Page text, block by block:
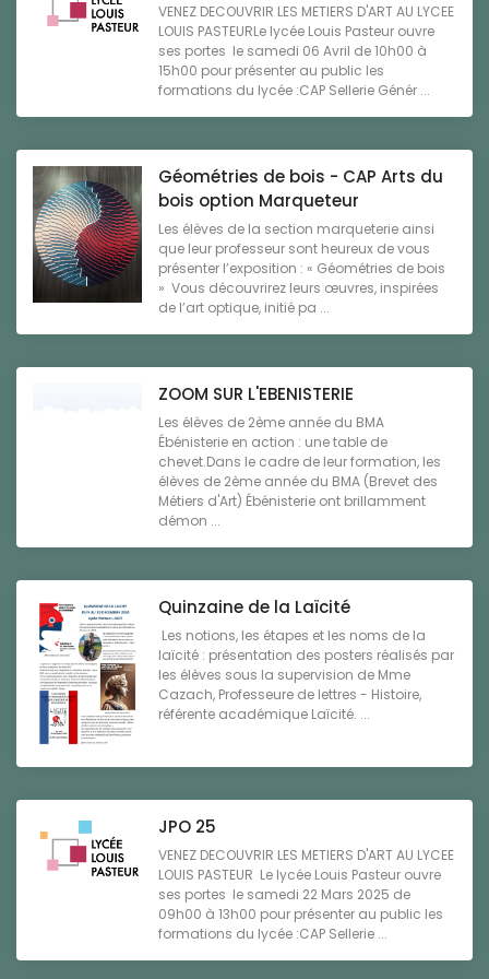
VENEZ DECOUVRIR LES METIERS D'ART AU LYCEE
LOUIS PASTEURLe lycée Louis Pasteur ouvre
ses portes le samedi 06 Avril de 10h00 à
15h00 pour présenter au public les
formations du lycée :CAP Sellerie Génér ...
Géométries de bois - CAP Arts du
bois option Marqueteur
Les élèves de la section marqueterie ainsi
que leur professeur sont heureux de vous
présenter l’exposition : « Géométries de bois
» Vous découvrirez leurs œuvres, inspirées
de l’art optique, initié pa ...
ZOOM SUR L'EBENISTERIE
Les élèves de 2ème année du BMA
Ébénisterie en action : une table de
chevet.Dans le cadre de leur formation, les
élèves de 2ème année du BMA (Brevet des
Métiers d'Art) Ébénisterie ont brillamment
démon ...
Quinzaine de la Laïcité
Les notions, les étapes et les noms de la
laïcité : présentation des posters réalisés par
les élèves sous la supervision de Mme
Cazach, Professeure de lettres - Histoire,
référente académique Laïcité. ...
JPO 25
VENEZ DECOUVRIR LES METIERS D'ART AU LYCEE
LOUIS PASTEUR Le lycée Louis Pasteur ouvre
ses portes le samedi 22 Mars 2025 de
09h00 à 13h00 pour présenter au public les
formations du lycée :CAP Sellerie ...